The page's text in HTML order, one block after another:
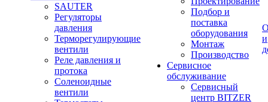
SAUTER
Регуляторы
давления
Терморегулирующие
вентили
Реле давления и
протока
Соленоидные
вентили
Подбор и
поставка
оборудования
Монтаж
Производство
Сервисное
обслуживание
Сервисный
центр BITZER
и